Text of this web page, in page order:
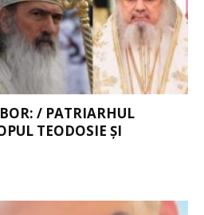
/ PATRIARHUL
TEODOSIE ȘI